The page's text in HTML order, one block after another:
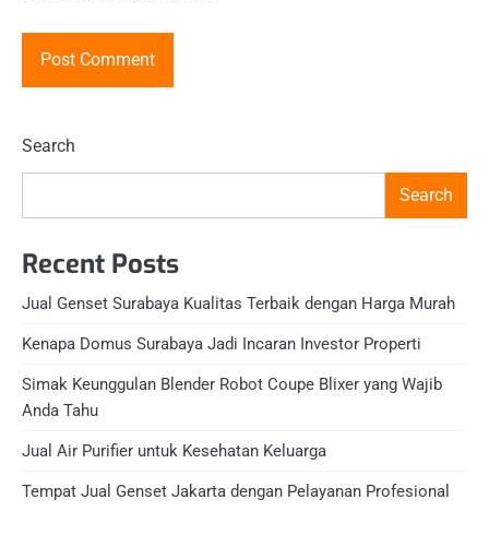
Search
Search
Recent Posts
Jual Genset Surabaya Kualitas Terbaik dengan Harga Murah
Kenapa Domus Surabaya Jadi Incaran Investor Properti
Simak Keunggulan Blender Robot Coupe Blixer yang Wajib
Anda Tahu
Jual Air Purifier untuk Kesehatan Keluarga
Tempat Jual Genset Jakarta dengan Pelayanan Profesional